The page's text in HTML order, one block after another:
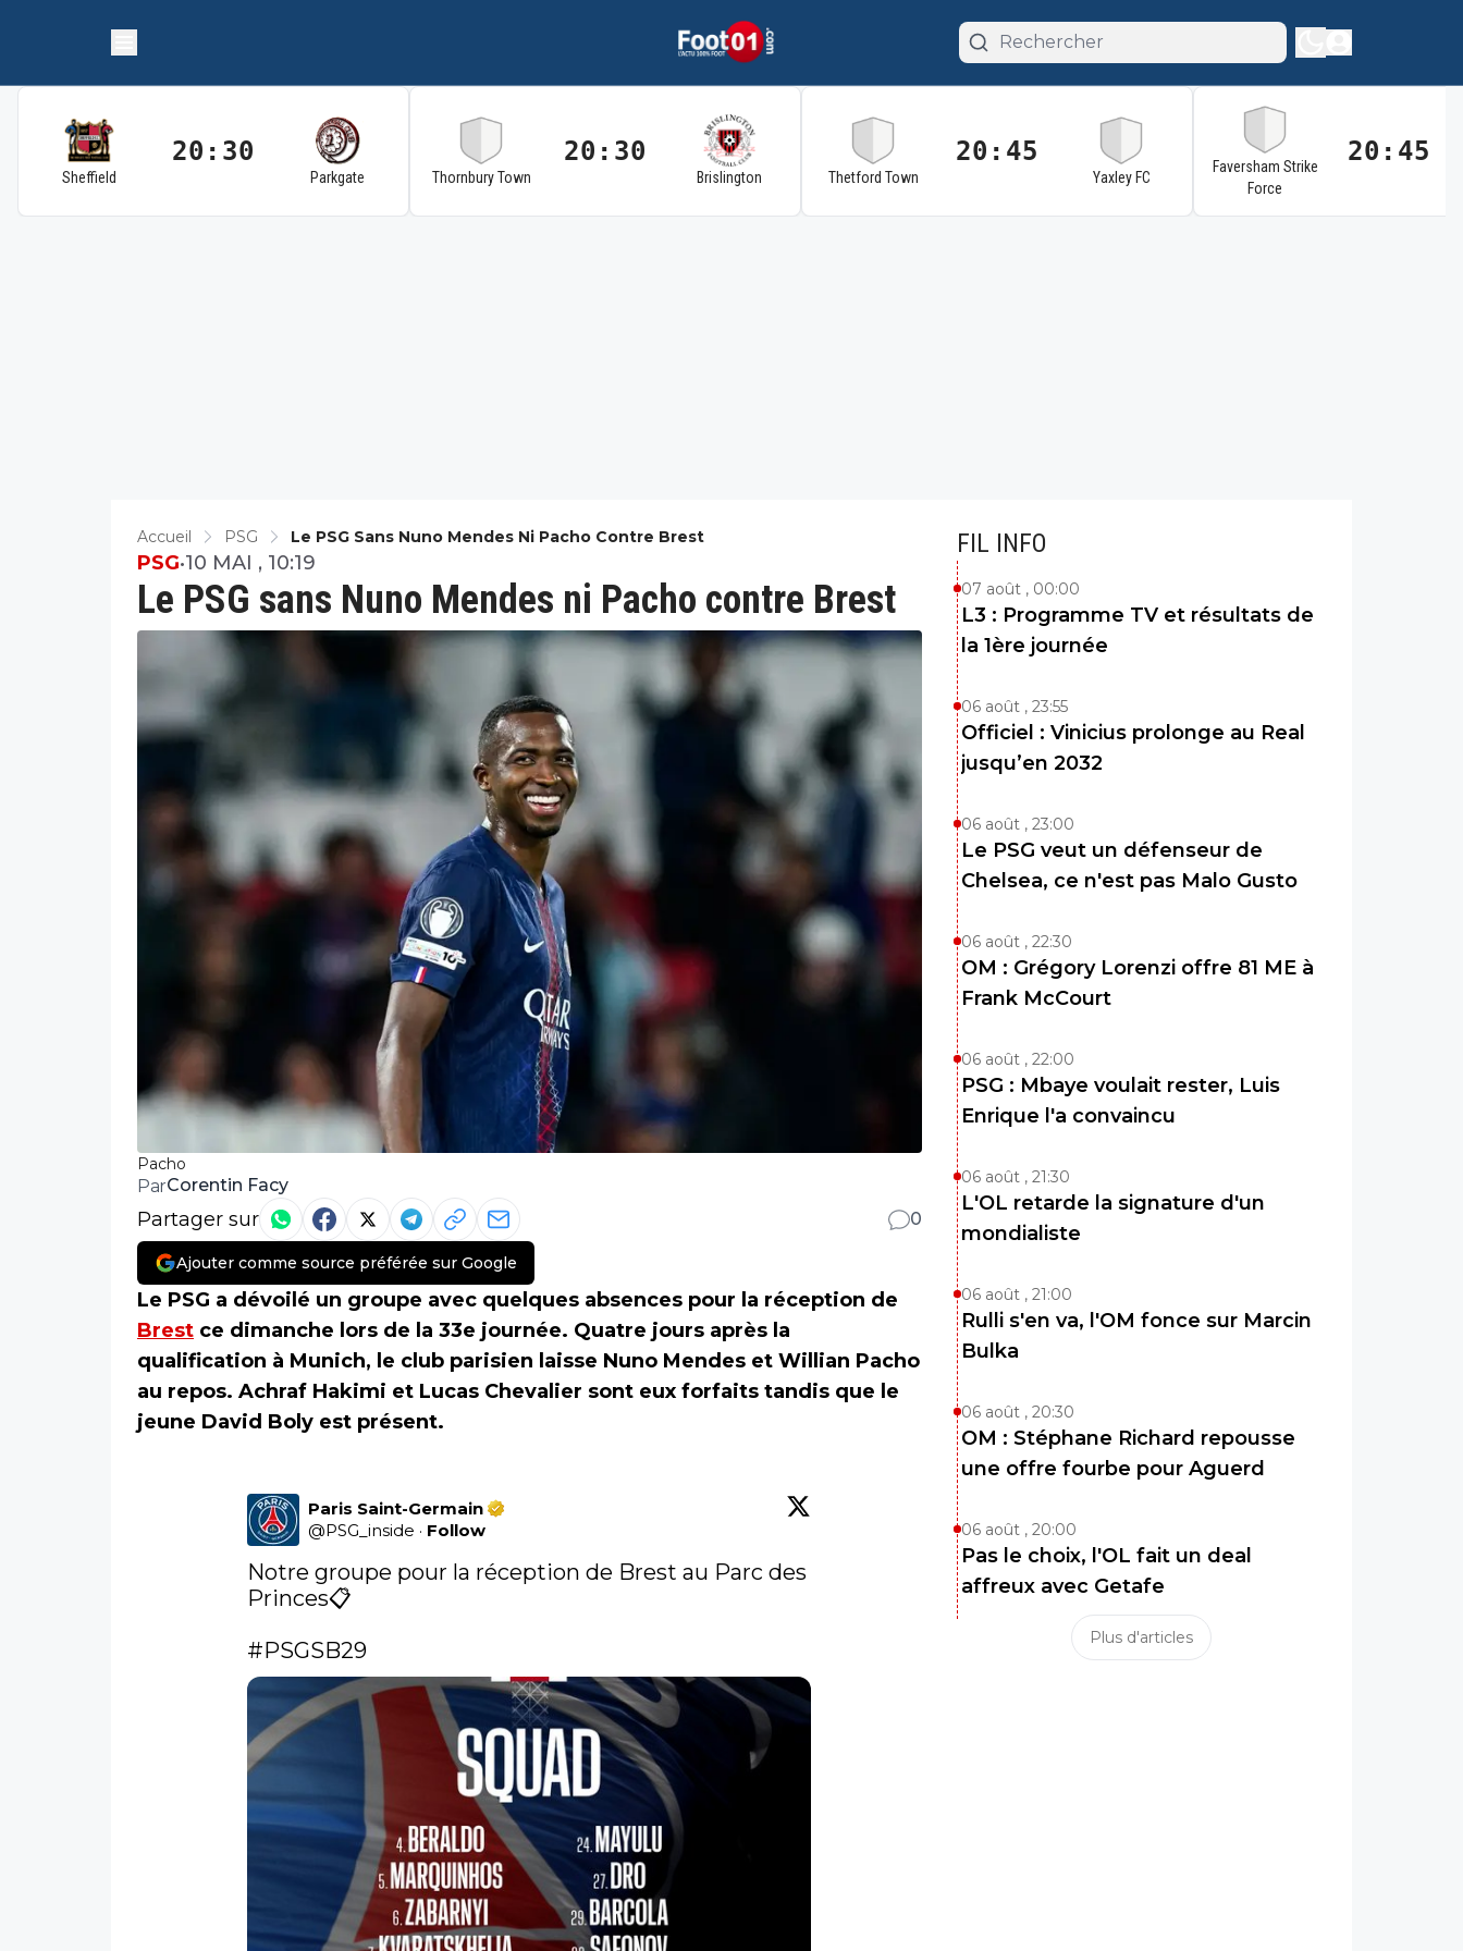
Sheffield
20:30
Parkgate Thornbury Town
20:30
Brislington Thetford Town
20:45
Yaxley FC
Faversham Strike
Force
20:45
Accueil PSG Le PSG Sans Nuno Mendes Ni Pacho Contre Brest
Pacho
Le PSG sans Nuno Mendes ni Pacho contre Brest
PSG•10 MAI , 10:19
ParCorentin Facy
Partager sur 0
Ajouter comme source préférée sur Google
Le PSG a dévoilé un groupe avec quelques absences pour la réception de
Brest ce dimanche lors de la 33e journée. Quatre jours après la
qualification à Munich, le club parisien laisse Nuno Mendes et Willian Pacho
au repos. Achraf Hakimi et Lucas Chevalier sont eux forfaits tandis que le
jeune David Boly est présent.
Paris Saint-Germain
@PSG_inside · Follow
Notre groupe pour la réception de Brest au Parc des
Princes📋
#PSGSB29
FIL INFO
07 août , 00:00
L3 : Programme TV et résultats de
la 1ère journée
06 août , 23:55
Officiel : Vinicius prolonge au Real
jusqu’en 2032
06 août , 23:00
Le PSG veut un défenseur de
Chelsea, ce n'est pas Malo Gusto
06 août , 22:30
OM : Grégory Lorenzi offre 81 ME à
Frank McCourt
06 août , 22:00
PSG : Mbaye voulait rester, Luis
Enrique l'a convaincu
06 août , 21:30
L'OL retarde la signature d'un
mondialiste
06 août , 21:00
Rulli s'en va, l'OM fonce sur Marcin
Bulka
06 août , 20:30
OM : Stéphane Richard repousse
une offre fourbe pour Aguerd
06 août , 20:00
Pas le choix, l'OL fait un deal
affreux avec Getafe
Plus d'articles